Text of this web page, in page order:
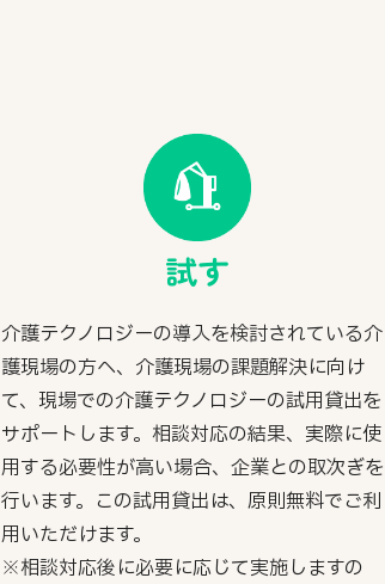
試す
介護テクノロジーの導入を検討されている介
護現場の方へ、介護現場の課題解決に向け
て、現場での介護テクノロジーの試用貸出を
サポートします。相談対応の結果、実際に使
用する必要性が高い場合、企業との取次ぎを
行います。この試用貸出は、原則無料でご利
用いただけます。
※相談対応後に必要に応じて実施しますの